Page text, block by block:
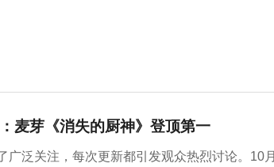
麦芽《消失的厨神》登顶第一
广泛关注，每次更新都引发观众热烈讨论。10